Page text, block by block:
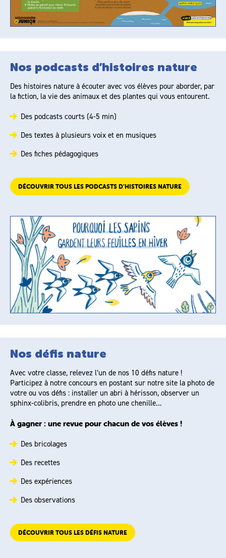
Nos podcasts d’histoires nature
Des histoires nature à écouter avec vos élèves pour aborder, par
la fiction, la vie des animaux et des plantes qui vous entourent.
Des podcasts courts (4-5 min)
Des textes à plusieurs voix et en musiques
Des fiches pédagogiques
DÉCOUVRIR TOUS LES PODCASTS D’HISTOIRES NATURE
Nos défis nature
Avec votre classe, relevez l’un de nos 10 défis nature !
Participez à notre concours en postant sur notre site la photo de
votre ou vos défis : installer un abri à hérisson, observer un
sphinx-colibris, prendre en photo une chenille...
À gagner : une revue pour chacun de vos élèves !
Des bricolages
Des recettes
Des expériences
Des observations
DÉCOUVRIR TOUS LES DÉFIS NATURE